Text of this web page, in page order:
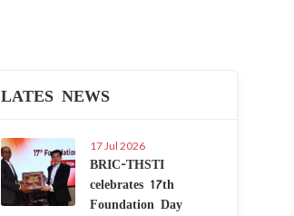
LATES NEWS
17 Jul 2026
BRIC-THSTI
celebrates 17th
Foundation Day